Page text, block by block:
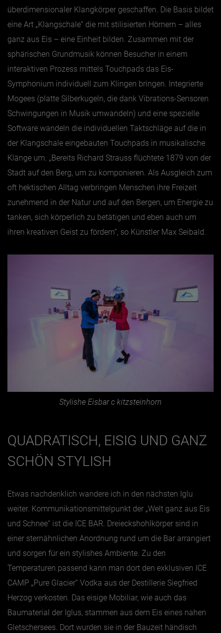
überdimensionaler Klangkörper geschaffen. Die Basis bildet
eine Art „Klangschale“ die mit stilisierten Hörnern – alles
ganz aus Eis – eine Einheit bilden. Zusammen mit der
sphärischen Grundmusik können Besucher in einem
interaktiven Prozess mittels Touchpads das Eis-
Symphonium individuell zum Klingen bringen. Integrierte
Mogees (platte Silberkugeln, die dank Vibrations-Sensoren
Schwingungen in Musik umwandeln) und eine spezielle
Software wandeln die individuellen Taktschläge auf die in
der Klangschale eingebauten Touchpads in musikalische
Klänge um. „Bereits Richard Strauss flüchtete 1879 von der
Stadt auf den Berg, um zu komponieren. Als Ausgleich zum
oft hektischen Alltag verbringen Menschen ihre Freizeit
zunehmend in der Natur und auf den Bergen, um Energie zu
tanken, sich körperlich zu betätigen und eben auch um
ihren kreativen Geist zu fördern“, so Künstler Max Seibald.
Stylishe Eisbar c kitzsteinhorn
QUADRATISCH, EISIG UND GANZ
SCHÖN STYLISH
Etwas nachdenklich wandere ich in den nächsten Iglu
weiter. Kommunikationsmittelpunkt der „Welt ganz aus Eis
und Schnee“ ist die ICE BAR. Dreieckshohlkörper sind in
einer sternähnlichen Anordnung rund um die Bar arrangiert
und sorgen für ein stylishes Ambiente. Zu den
Temperaturen passend kann man dort den exklusiven ICE
CAMP „Pure Glacier“ Vodka aus der Destillerie Siegfried
Herzog verkosten. Das eisige Mobiliar, wie auch das
Baumaterial der Iglus, stammen aus dem Eis eines nahen
Gletschersees. Dort wurden sie in der Bauzeit händisch